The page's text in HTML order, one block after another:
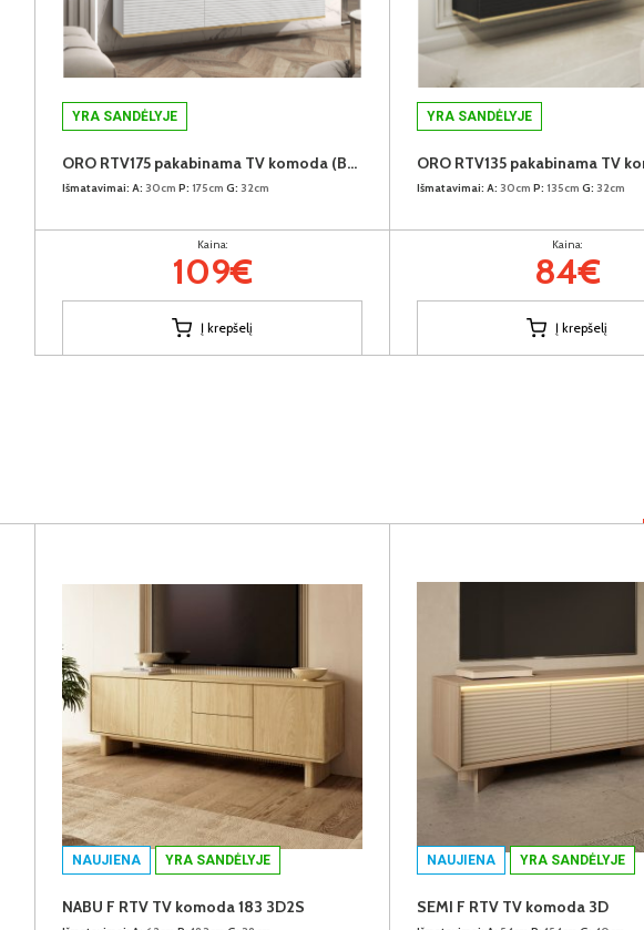
YRA SANDĖLYJE
ORO RTV175 pakabinama TV komoda (Balta)
Išmatavimai: A: 30cm P: 175cm G: 32cm
Kaina:
109€
Į krepšelį
YRA SANDĖLYJE
Išmatavimai: A: 30cm P: 135cm G: 32cm
Kaina:
84€
Į krepšelį
NAUJIENA YRA SANDĖLYJE
NABU F RTV TV komoda 183 3D2S
NAUJIENA YRA SANDĖLYJE
SEMI F RTV TV komoda 3D